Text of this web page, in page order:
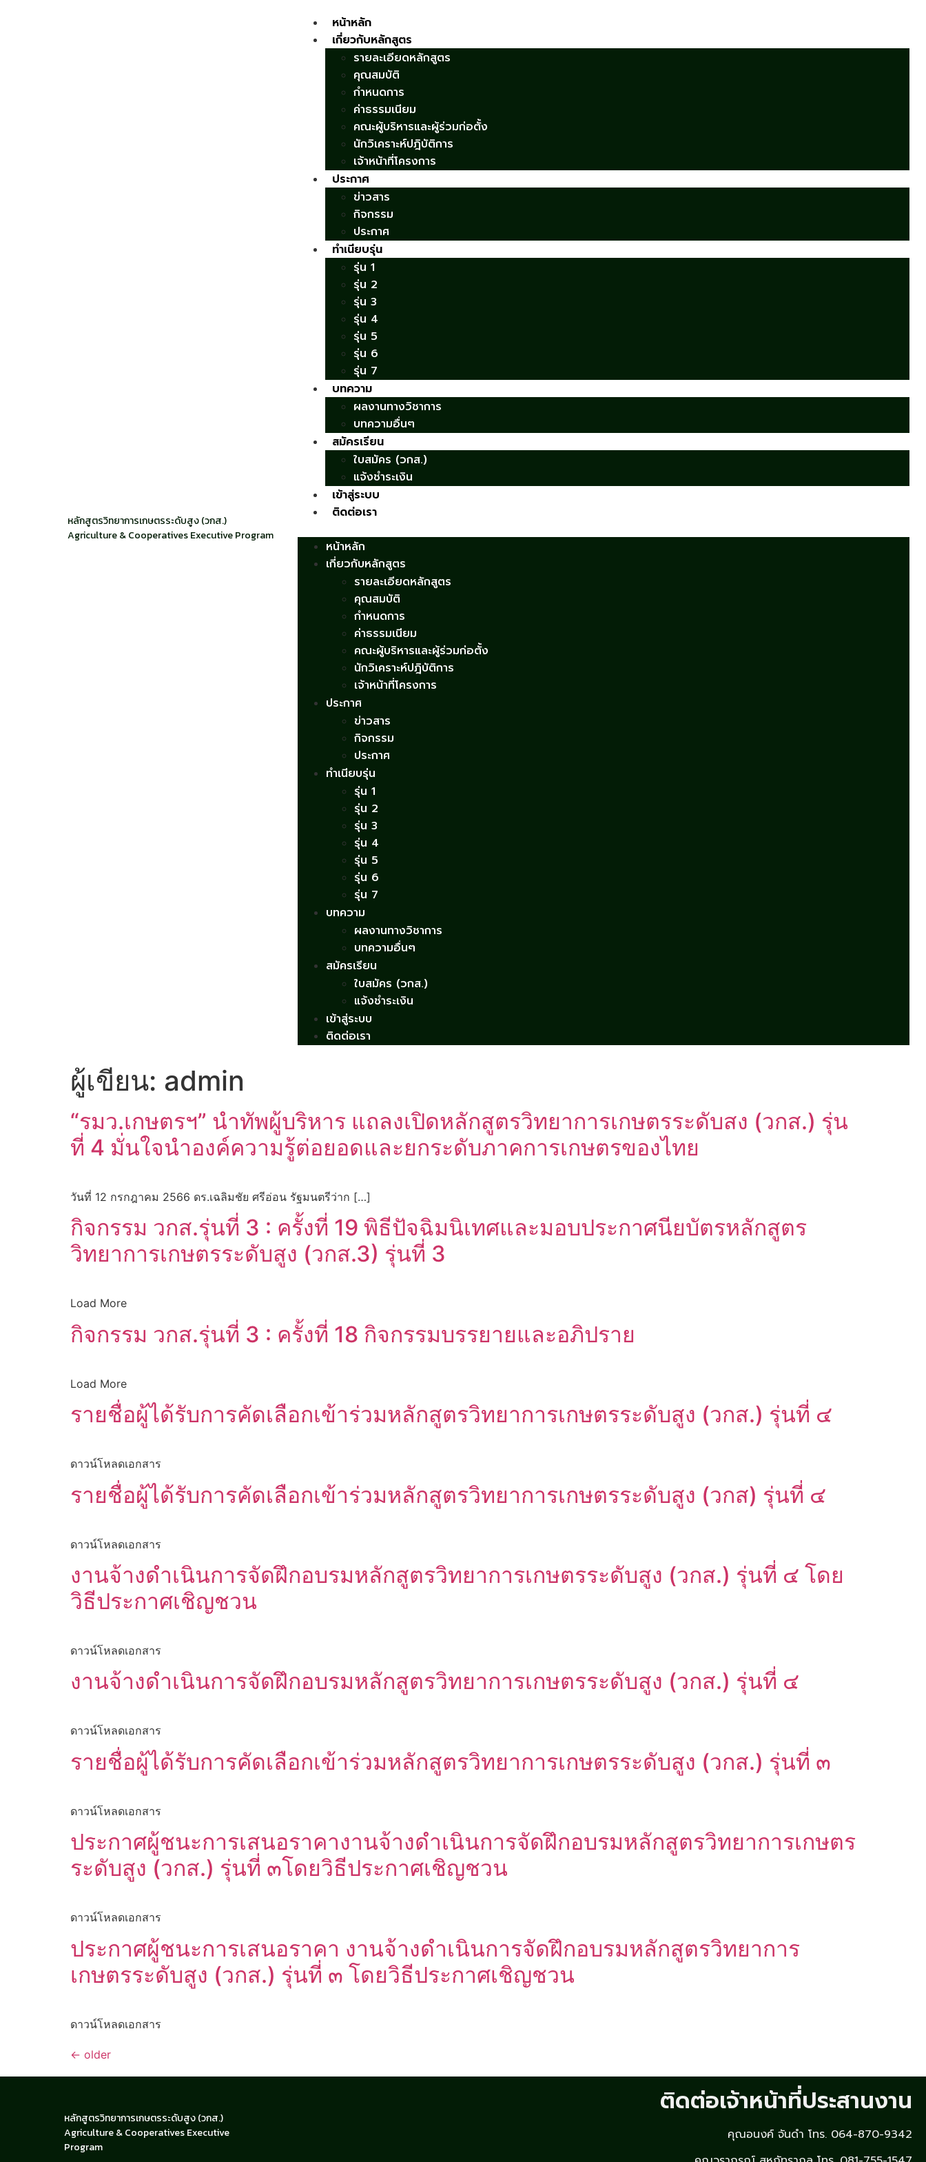
หลักสูตรวิทยาการเกษตรระดับสูง (วกส.)
Agriculture & Cooperatives Executive Program
หน้าหลัก
เกี่ยวกับหลักสูตร
รายละเอียดหลักสูตร
คุณสมบัติ
กำหนดการ
ค่าธรรมเนียม
คณะผู้บริหารและผู้ร่วมก่อตั้ง
นักวิเคราะห์ปฎิบัติการ
เจ้าหน้าที่โครงการ
ประกาศ
ข่าวสาร
กิจกรรม
ประกาศ
ทำเนียบรุ่น
รุ่น 1
รุ่น 2
รุ่น 3
รุ่น 4
รุ่น 5
รุ่น 6
รุ่น 7
บทความ
ผลงานทางวิชาการ
บทความอื่นๆ
สมัครเรียน
ใบสมัคร (วกส.)
แจ้งชำระเงิน
เข้าสู่ระบบ
ติดต่อเรา
หน้าหลัก
เกี่ยวกับหลักสูตร
รายละเอียดหลักสูตร
คุณสมบัติ
กำหนดการ
ค่าธรรมเนียม
คณะผู้บริหารและผู้ร่วมก่อตั้ง
นักวิเคราะห์ปฎิบัติการ
เจ้าหน้าที่โครงการ
ประกาศ
ข่าวสาร
กิจกรรม
ประกาศ
ทำเนียบรุ่น
รุ่น 1
รุ่น 2
รุ่น 3
รุ่น 4
รุ่น 5
รุ่น 6
รุ่น 7
บทความ
ผลงานทางวิชาการ
บทความอื่นๆ
สมัครเรียน
ใบสมัคร (วกส.)
แจ้งชำระเงิน
เข้าสู่ระบบ
ติดต่อเรา
ผู้เขียน: admin
“รมว.เกษตรฯ” นำทัพผู้บริหาร แถลงเปิดหลักสูตรวิทยาการเกษตรระดับสง (วกส.) รุ่น
ที่ 4 มั่นใจนำองค์ความรู้ต่อยอดและยกระดับภาคการเกษตรของไทย
วันที่ 12 กรกฎาคม 2566 ดร.เฉลิมชัย ศรีอ่อน รัฐมนตรีว่าก […]
กิจกรรม วกส.รุ่นที่ 3 : ครั้งที่ 19 พิธีปัจฉิมนิเทศและมอบประกาศนียบัตรหลักสูตร
วิทยาการเกษตรระดับสูง (วกส.3) รุ่นที่ 3
Load More
กิจกรรม วกส.รุ่นที่ 3 : ครั้งที่ 18 กิจกรรมบรรยายและอภิปราย
Load More
รายชื่อผู้ได้รับการคัดเลือกเข้าร่วมหลักสูตรวิทยาการเกษตรระดับสูง (วกส.) รุ่นที่ ๔
ดาวน์โหลดเอกสาร
รายชื่อผู้ได้รับการคัดเลือกเข้าร่วมหลักสูตรวิทยาการเกษตรระดับสูง (วกส) รุ่นที่ ๔
ดาวน์โหลดเอกสาร
งานจ้างดำเนินการจัดฝึกอบรมหลักสูตรวิทยาการเกษตรระดับสูง (วกส.) รุ่นที่ ๔ โดย
วิธีประกาศเชิญชวน
ดาวน์โหลดเอกสาร
งานจ้างดำเนินการจัดฝึกอบรมหลักสูตรวิทยาการเกษตรระดับสูง (วกส.) รุ่นที่ ๔
ดาวน์โหลดเอกสาร
รายชื่อผู้ได้รับการคัดเลือกเข้าร่วมหลักสูตรวิทยาการเกษตรระดับสูง (วกส.) รุ่นที่ ๓
ดาวน์โหลดเอกสาร
ประกาศผู้ชนะการเสนอราคางานจ้างดำเนินการจัดฝึกอบรมหลักสูตรวิทยาการเกษตร
ระดับสูง (วกส.) รุ่นที่ ๓โดยวิธีประกาศเชิญชวน
ดาวน์โหลดเอกสาร
ประกาศผู้ชนะการเสนอราคา งานจ้างดำเนินการจัดฝึกอบรมหลักสูตรวิทยาการ
เกษตรระดับสูง (วกส.) รุ่นที่ ๓ โดยวิธีประกาศเชิญชวน
ดาวน์โหลดเอกสาร
← older
หลักสูตรวิทยาการเกษตรระดับสูง (วกส.)
Agriculture & Cooperatives Executive
Program
ติดต่อเจ้าหน้าที่ประสานงาน
คุณอนงค์ จันดำ โทร. 064-870-9342